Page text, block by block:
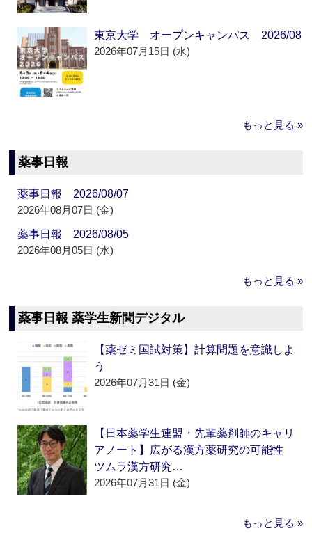
東京大学 オープンキャンパス 2026/08
2026年07月15日 (水)
もっと見る »
薬事日報
薬事日報 2026/08/07
2026年08月07日 (金)
薬事日報 2026/08/05
2026年08月05日 (水)
もっと見る »
薬事日報 薬学生新聞デジタル
【薬ゼミ国試対策】計算問題を意識しよ
う
2026年07月31日 (金)
【日本薬学生連盟・先輩薬剤師のキャリ
アノート】広がる漢方薬研究の可能性
ツムラ漢方研究…
2026年07月31日 (金)
もっと見る »